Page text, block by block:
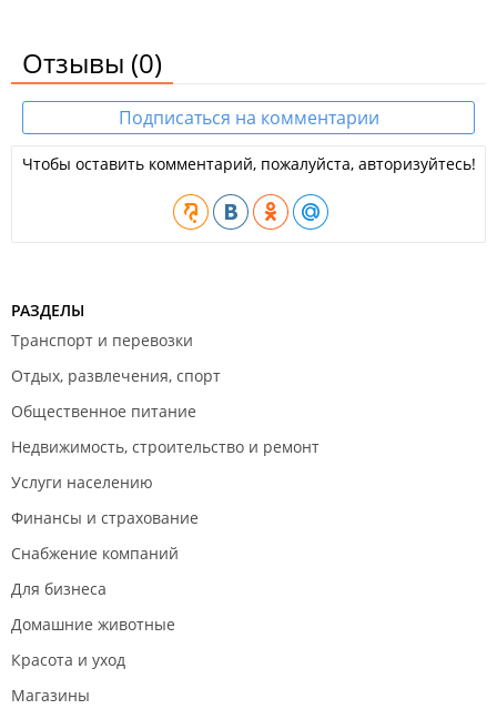
Отзывы (0)
Подписаться на комментарии
Чтобы оставить комментарий, пожалуйста, авторизуйтесь!
РАЗДЕЛЫ
Транспорт и перевозки
Отдых, развлечения, спорт
Общественное питание
Недвижимость, строительство и ремонт
Услуги населению
Финансы и страхование
Снабжение компаний
Для бизнеса
Домашние животные
Красота и уход
Магазины